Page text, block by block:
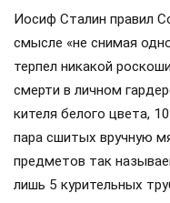
Иосиф Сталин правил
смысле «не снимая
терпел никакой
смерти в личном
кителя белого цвета,
пара сшитых вручную
предметов так
лишь 5 курительных